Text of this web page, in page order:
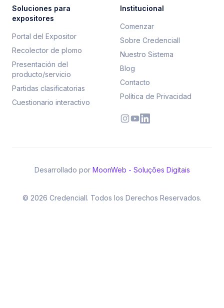
Soluciones para
expositores
Portal del Expositor
Recolector de plomo
Presentación del
producto/servicio
Partidas clasificatorias
Cuestionario interactivo
Institucional
Comenzar
Sobre Credenciall
Nuestro Sistema
Blog
Contacto
Política de Privacidad
Desarrollado por MoonWeb - Soluções Digitais
© 2026 Credenciall. Todos los Derechos Reservados.